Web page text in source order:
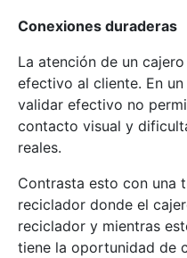
Conexiones duraderas
La atención de un
efectivo al cliente. En
validar efectivo no
contacto visual y
reales.
Contrasta esto con una
reciclador donde el
reciclador y mientras
tiene la oportunidad de